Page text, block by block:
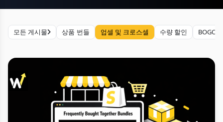
모든 게시물 상품 번들 업셀 및 크로스셀 수량 할인 BOGO